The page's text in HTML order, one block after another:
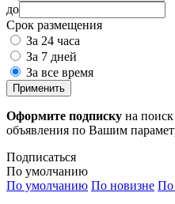
до
Срок размещения
За 24 часа
За 7 дней
За все время
Применить
Оформите подписку на
объявления по Вашим
Подписаться
По умолчанию
По умолчанию По новизне По